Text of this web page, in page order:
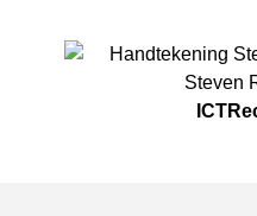
Steven